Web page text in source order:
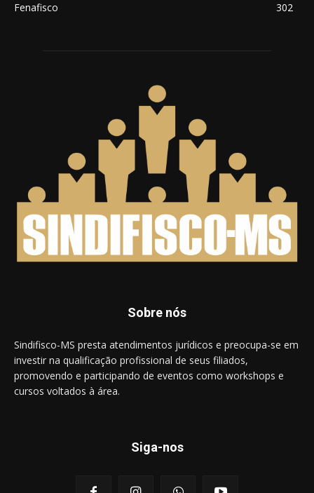
Fenafisco
302
Sobre nós
Sindifisco-MS presta atendimentos jurídicos e preocupa-se em
investir na qualificação profissional de seus filiados,
promovendo e participando de eventos como workshops e
cursos voltados à área.
Siga-nos